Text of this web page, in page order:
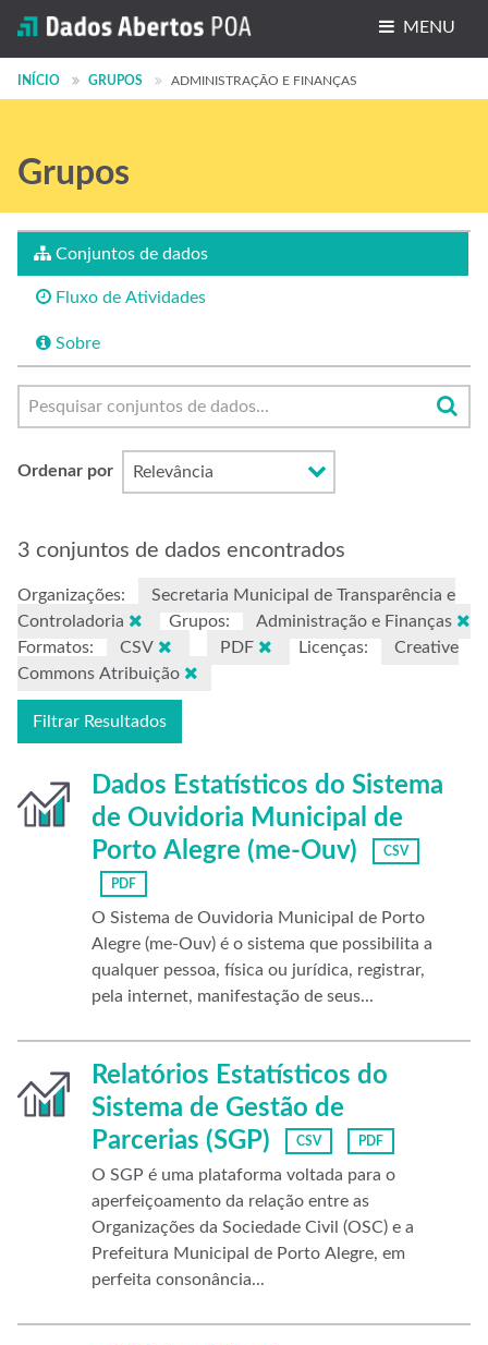
MENU
Conjuntos de dados
Grupos
INÍCIO GRUPOS ADMINISTRAÇÃO E FINANÇAS
Grupos
Conjuntos de dados
Fluxo de Atividades
Sobre
Ordenar por
3 conjuntos de dados encontrados
Organizações:
Secretaria Municipal de Transparência e
Controladoria
Grupos:
Administração e Finanças
Formatos:
CSV PDF Licenças:
Creative
Commons Atribuição
Filtrar Resultados
Dados Estatísticos do Sistema
de Ouvidoria Municipal de
Porto Alegre (me-Ouv)
CSV
PDF
O Sistema de Ouvidoria Municipal de Porto
Alegre (me-Ouv) é o sistema que possibilita a
qualquer pessoa, física ou jurídica, registrar,
pela internet, manifestação de seus...
Relatórios Estatísticos do
Sistema de Gestão de
Parcerias (SGP)
CSV PDF
O SGP é uma plataforma voltada para o
aperfeiçoamento da relação entre as
Organizações da Sociedade Civil (OSC) e a
Prefeitura Municipal de Porto Alegre, em
perfeita consonância...